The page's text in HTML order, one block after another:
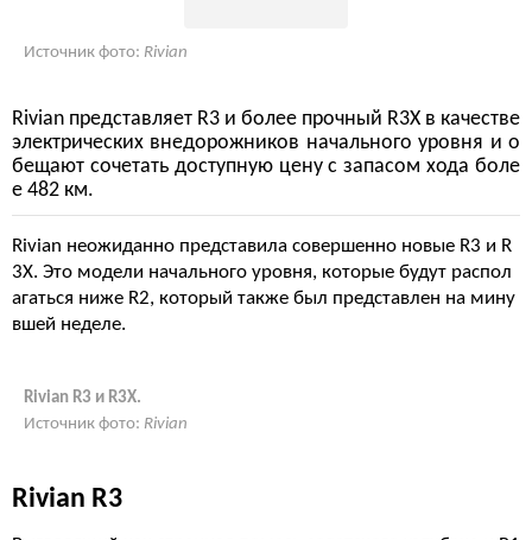
Источник фото: Rivian
Rivian представляет R3 и более прочный R3X в качестве
электрических внедорожников начального уровня и о
бещают сочетать доступную цену с запасом хода боле
е 482 км.
Rivian неожиданно представила совершенно новые R3 и R
3X. Это модели начального уровня, которые будут распол
агаться ниже R2, который также был представлен на мину
вшей неделе.
Rivian R3 и R3X.
Источник фото: Rivian
Rivian R3